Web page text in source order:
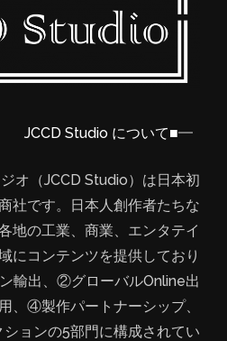
■JCCD Studio について
オ（JCCD Studio）は日本初
社です。日本人創作者たちな
地の工業、商業、エンタテイ
にコンテンツを提供しており
輸出、②グローバルOnline出
、④製作パートナーシップ、
ョンの5部門に構成されてい